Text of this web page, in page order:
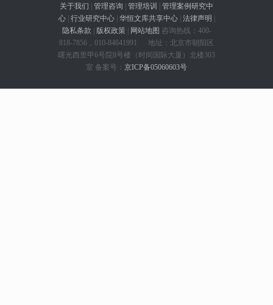
关于我们 管理咨询 管理培训
管理案例研究中
心| 行业研究中心| 华恒文库共享中心| 法律声明
隐私条款
版权政策| 网站地图 咨询热线：400-
818-7856，010-84641991 地址：北京市朝阳区
曙光西里甲6号院8号楼（时间国际大厦）北楼303
室 备案号： 京ICP备05060603号